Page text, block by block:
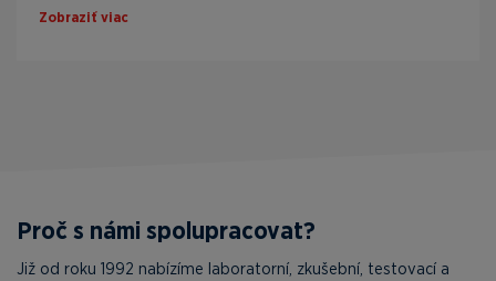
Zobraziť viac
Proč s námi spolupracovat?
Již od roku 1992 nabízíme laboratorní, zkušební, testovací a